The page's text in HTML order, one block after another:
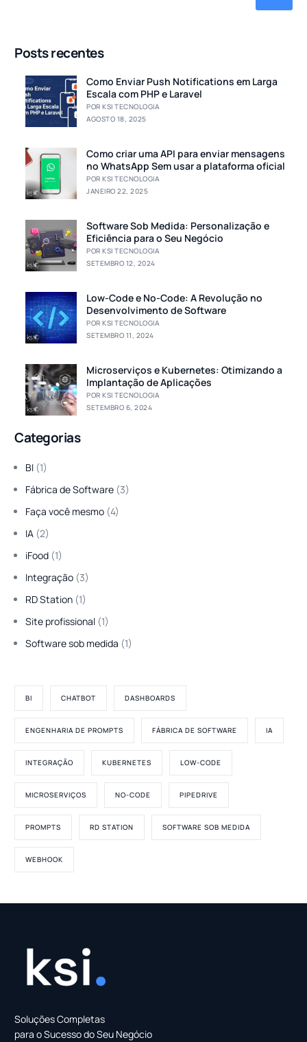
Posts recentes
Como Enviar Push Notifications em Larga
Escala com PHP e Laravel
POR KSI TECNOLOGIA
AGOSTO 18, 2025
Como criar uma API para enviar mensagens
no WhatsApp Sem usar a plataforma oficial
POR KSI TECNOLOGIA
JANEIRO 22, 2025
Software Sob Medida: Personalização e
Eficiência para o Seu Negócio
POR KSI TECNOLOGIA
SETEMBRO 12, 2024
Low-Code e No-Code: A Revolução no
Desenvolvimento de Software
POR KSI TECNOLOGIA
SETEMBRO 11, 2024
Microserviços e Kubernetes: Otimizando a
Implantação de Aplicações
POR KSI TECNOLOGIA
SETEMBRO 6, 2024
Categorias
BI (1)
Fábrica de Software (3)
Faça você mesmo (4)
IA (2)
iFood (1)
Integração (3)
RD Station (1)
Site profissional (1)
Software sob medida (1)
BI CHATBOT DASHBOARDS
ENGENHARIA DE PROMPTS FÁBRICA DE SOFTWARE IA
INTEGRAÇÃO KUBERNETES LOW-CODE
MICROSERVIÇOS NO-CODE PIPEDRIVE
PROMPTS RD STATION SOFTWARE SOB MEDIDA
WEBHOOK
Soluções Completas
para o Sucesso do Seu Negócio